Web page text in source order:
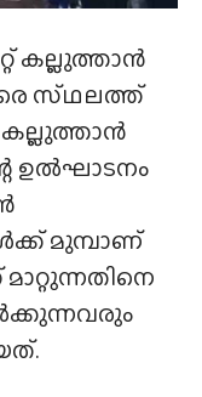
കല്ലുത്താൻ
സ്‌ഥലത്ത്‌
കല്ലുത്താൻ
ഉൽഘാടനം
മുമ്പാണ്